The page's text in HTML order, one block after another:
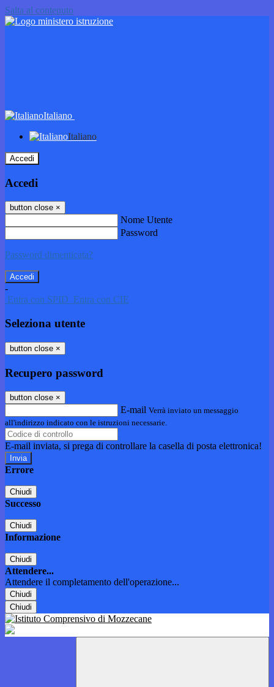
Salta al contenuto
Italiano
Italiano
Accedi
Accedi
button close ×
Nome Utente
Password
Password dimenticata?
-
Entra con SPID Entra con CIE
Seleziona utente
button close ×
Recupero password
button close ×
E-mail Verrà inviato un messaggio
all'indirizzo indicato con le istruzioni necessarie.
E-mail inviata, si prega di controllare la casella di posta elettronica!
Errore
Chiudi
Successo
Chiudi
Informazione
Chiudi
Attendere...
Attendere il completamento dell'operazione...
Chiudi
Chiudi